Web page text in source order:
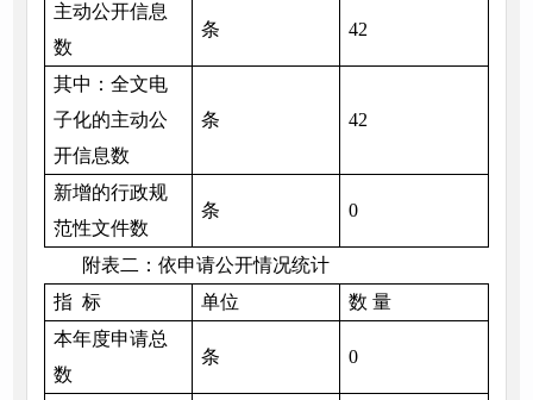
主动公开信息
数
条 42
其中：全文电
子化的主动公
开信息数
条 42
新增的行政规
范性文件数
条 0
附表二：依申请公开情况统计
指 标
单位
数 量
本年度申请总
数
条 0